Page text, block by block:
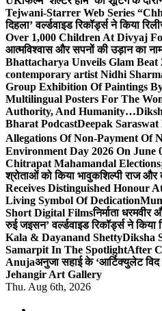
Tejwani-Starrer Web Series
दिहला’ वर्ल्डवाइड रिकॉर्ड्स ने किया
Over 1,000 Children At Divyaj
आत्मविश्वास और सपनों की उड़ान का
Bhattacharya Unveils Glam
contemporary artist Nidhi
Group Exhibition Of Paintings
Multilingual Posters For The
Authority, And Humanity…
Bharat PodcastDeepak
Allegations Of Non-Payment
Environment Day 2026 On
Chitrapat Mahamandal
श्रोताओं को किया भावुकशिल्पी राज और
Receives Distinguished Honour
Living Symbol Of Dedication
Short Digital Filmsनिर्माता
रुई जइसन’ वर्ल्डवाइड रिकॉर्ड्स ने किया
Kala & Dayanand ShettyDiksha
Samarpit In The SpotlightAfter
Anujaअनुजा सहाई के ‘आर्टिक्युलेट
Jehangir Art Gallery
Thu. Aug 6th, 2026